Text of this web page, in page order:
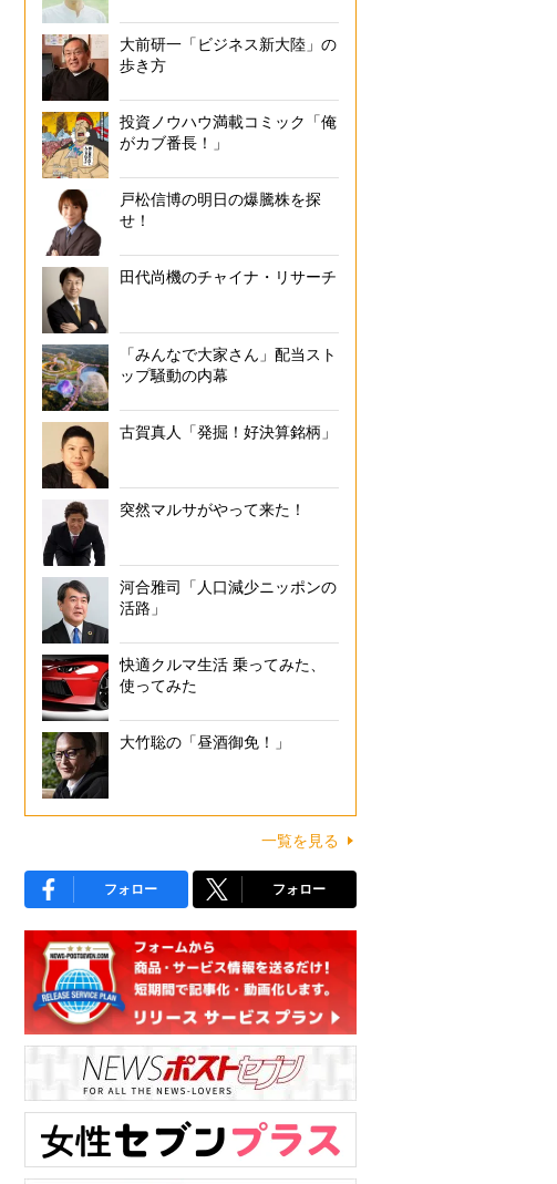
大前研一「ビジネス新大陸」の
歩き方
投資ノウハウ満載コミック「俺
がカブ番長！」
戸松信博の明日の爆騰株を探
せ！
田代尚機のチャイナ・リサーチ
「みんなで大家さん」配当スト
ップ騒動の内幕
古賀真人「発掘！好決算銘柄」
突然マルサがやって来た！
河合雅司「人口減少ニッポンの
活路」
快適クルマ生活 乗ってみた、
使ってみた
大竹聡の「昼酒御免！」
一覧を見る
フォロー フォロー